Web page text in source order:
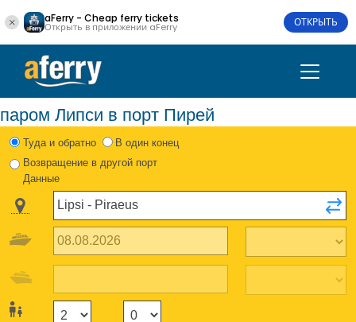
aFerry - Cheap ferry tickets
Открыть в приложении aFerry ОТКРЫТЬ
паром Липси в порт Пирей
Туда и обратно
В один конец
Возвращение в другой порт
Данные